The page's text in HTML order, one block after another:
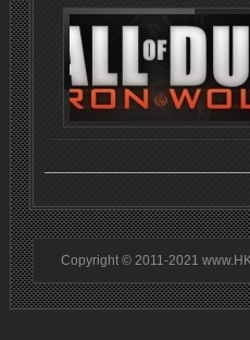
Copyright © 2011-2021